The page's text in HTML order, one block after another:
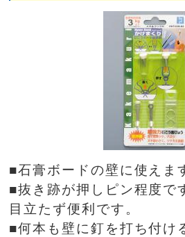
■石膏ボードの壁に使えま
■抜き跡が押しピン程度で
目立たず便利です。
■何本も壁に釘を打ち付け